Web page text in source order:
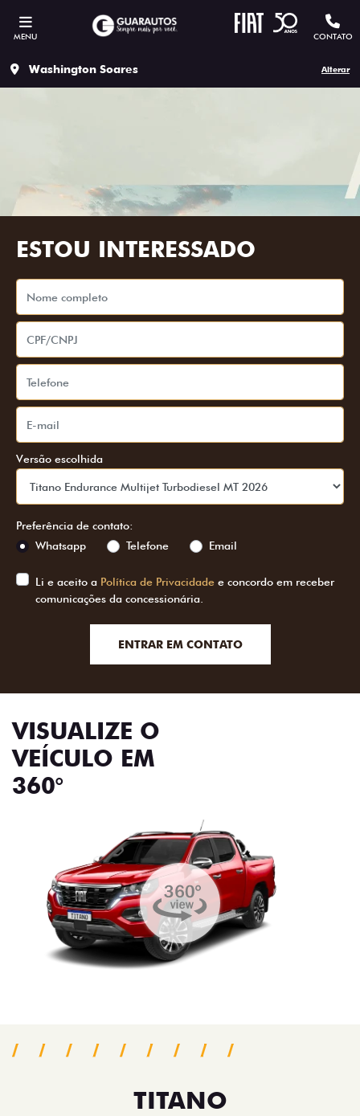
MENU CONTATO
Washington Soares Alterar
ESTOU INTERESSADO
Versão escolhida
Preferência de contato:
Whatsapp
Telefone Email
Li e aceito a Política de Privacidade e concordo em receber
comunicações da concessionária.
ENTRAR EM CONTATO
VISUALIZE O
VEÍCULO EM
360°
TITANO